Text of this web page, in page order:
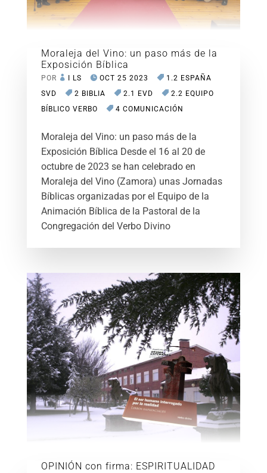
Moraleja del Vino: un paso más de la
Exposición Bíblica
POR I LS OCT 25 2023
1.2 ESPAÑA
SVD
2 BIBLIA 2.1 EVD
2.2 EQUIPO
BÍBLICO VERBO
4 COMUNICACIÓN
Moraleja del Vino: un paso más de la
Exposición Bíblica Desde el 16 al 20 de
octubre de 2023 se han celebrado en
Moraleja del Vino (Zamora) unas Jornadas
Bíblicas organizadas por el Equipo de la
Animación Bíblica de la Pastoral de la
Congregación del Verbo Divino
OPINIÓN con firma: ESPIRITUALIDAD